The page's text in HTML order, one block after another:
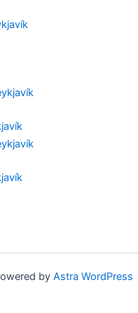
by Astra WordPress